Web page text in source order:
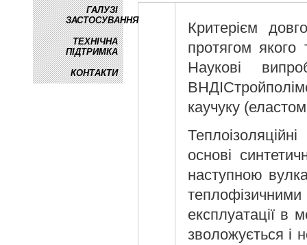
ГАЛУЗІ
ЗАСТОСУВАННЯ
ТЕХНІЧНА
ПІДТРИМКА
КОНТАКТИ
Критерієм
протягом
Наукові
каучуку
основі
наступною
експлуатації в
зволожується і